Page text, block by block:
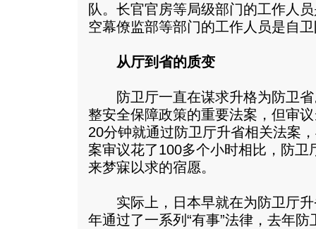
队。长官官房等局级部门的工作人
空幕僚监部等部门的工作人员是自
从厅到省的质变
防卫厅一直在谋求升格为防卫省
整安全保障政策的重要法案，但审
20分钟就通过防卫厅升省相关法案
案审议花了100多个小时相比，防卫
来梦寐以求的宿愿。
实际上，日本早就在为防卫厅升
年通过了一系列“有事”法律，去年